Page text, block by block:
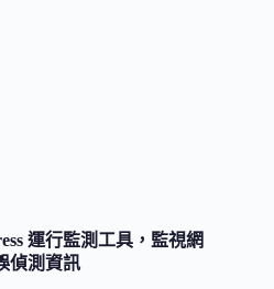
運行監測工具，監視網
偵測資訊